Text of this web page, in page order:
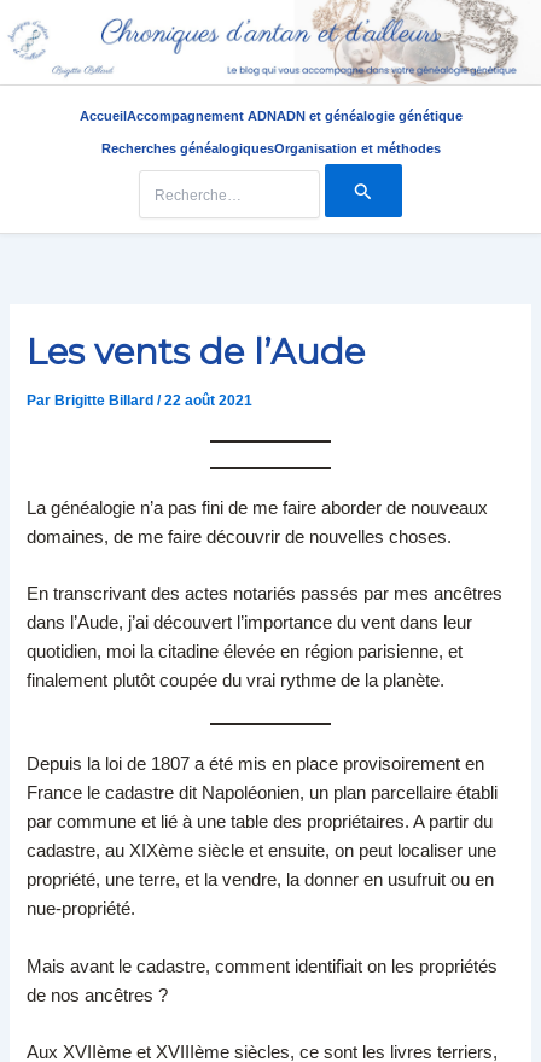
AccueilAccompagnement ADNADN et généalogie génétique
Recherches généalogiquesOrganisation et méthodes
Rechercher :
Les vents de l’Aude
Par Brigitte Billard/22 août 2021
La généalogie n’a pas fini de me faire aborder de nouveaux
domaines, de me faire découvrir de nouvelles choses.
En transcrivant des actes notariés passés par mes ancêtres
dans l’Aude, j’ai découvert l’importance du vent dans leur
quotidien, moi la citadine élevée en région parisienne, et
finalement plutôt coupée du vrai rythme de la planète.
Depuis la loi de 1807 a été mis en place provisoirement en
France le cadastre dit Napoléonien, un plan parcellaire établi
par commune et lié à une table des propriétaires. A partir du
cadastre, au XIXème siècle et ensuite, on peut localiser une
propriété, une terre, et la vendre, la donner en usufruit ou en
nue-propriété.
Mais avant le cadastre, comment identifiait on les propriétés
de nos ancêtres ?
Aux XVIIème et XVIIIème siècles, ce sont les livres terriers,